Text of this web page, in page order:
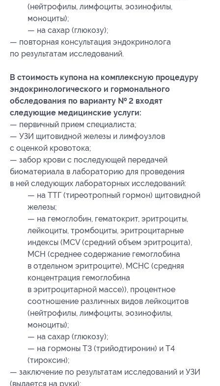
(нейтрофилы, лимфоциты, эозинофилы,
моноциты);
— на сахар (глюкозу);
— повторная консультация эндокринолога
по результатам исследований.
В стоимость купона на комплексную процедуру
эндокринологического и гормонального
обследования по варианту № 2 входят
следующие медицинские услуги:
— первичный прием специалиста;
— УЗИ щитовидной железы и лимфоузлов
с оценкой кровотока;
— забор крови с последующей передачей
биоматериала в лабораторию для проведения
в ней следующих лабораторных исследований:
— на ТТГ (тиреотропный гормон) щитовидной
железы;
— на гемоглобин, гематокрит, эритроциты,
лейкоциты, тромбоциты, эритроцитарные
индексы (МСV (средний объем эритроцита),
MCH (среднее содержание гемоглобина
в отдельном эритроците), MCHC (средняя
концентрация гемоглобина
в эритроцитарной массе)), процентное
соотношение различных видов лейкоцитов
(нейтрофилы, лимфоциты, эозинофилы,
моноциты);
— на сахар (глюкозу);
— на гормоны Т3 (трийодтиронин) и Т4
(тироксин);
— заключение по результатам исследований и УЗИ
(выдается на руки);